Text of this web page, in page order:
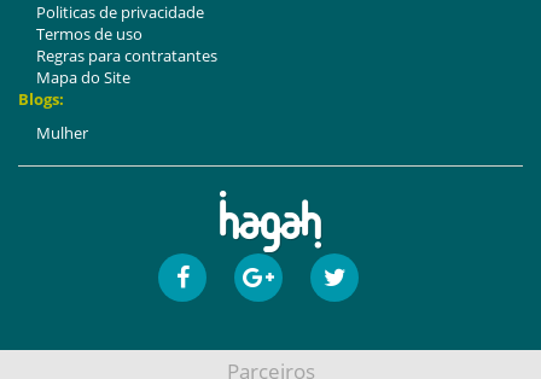
Politicas de privacidade
Termos de uso
Regras para contratantes
Mapa do Site
Blogs:
Mulher
Parceiros